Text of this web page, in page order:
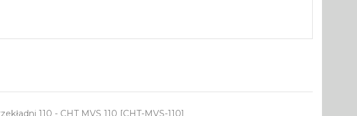
110 - CHT MVS 110 [CHT-MVS-110]